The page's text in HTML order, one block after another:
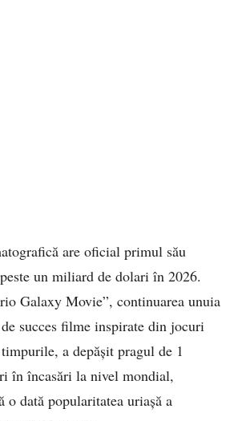
are oficial primul său
un miliard de dolari în 2026.
Galaxy Movie”, continuarea unuia
succes filme inspirate din jocuri
a depășit pragul de 1
în încasări la nivel mondial,
o dată popularitatea uriașă a